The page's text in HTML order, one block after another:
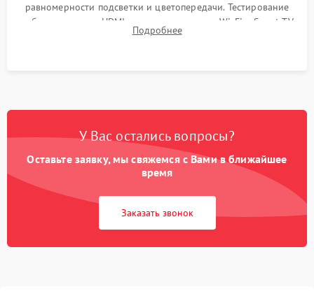
равномерности подсветки и цветопередачи. Тестирование
работы разъемов HDMI, динамиков, модуля Wi-Fi и Smart TV
в рабочем режиме в течение нескольких часов.
Подробнее
У Вас остались вопросы?
Оставьте заявку, мы свяжемся с Вами в ближайшее
время
Заказать звонок